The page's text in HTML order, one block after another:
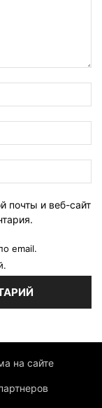
почты и веб-сайт
email.
на сайте